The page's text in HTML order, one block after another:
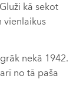
kā sekot
vienlaikus
nekā 1942.
no tā paša